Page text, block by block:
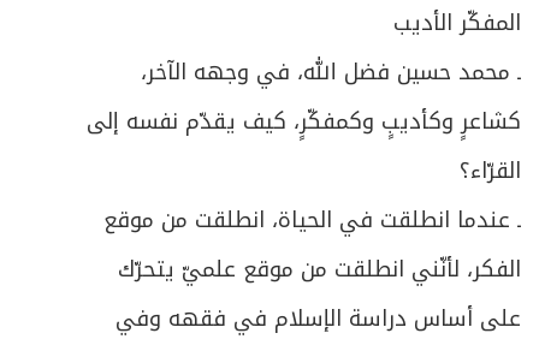
المفكّر الأديب
ـ محمد حسين فضل الله، في وجهه الآخر،
كشاعرٍ وكأديبٍ وكمفكّرٍ، كيف يقدّم نفسه إلى
القرّاء؟
ـ عندما انطلقت في الحياة، انطلقت من موقع
الفكر، لأنّني انطلقت من موقع علميّ يتحرّك
على أساس دراسة الإسلام في فقهه وفي